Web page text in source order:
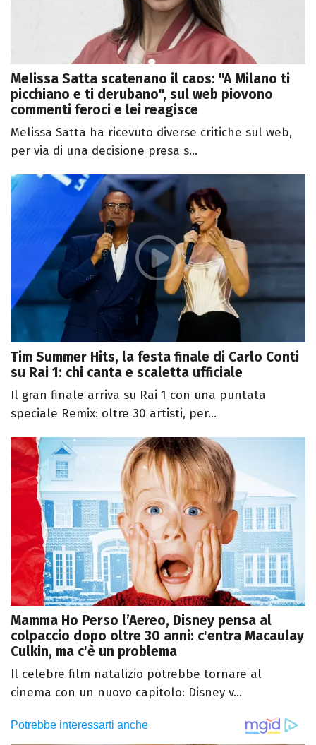
Melissa Satta scatenano il caos: "A Milano ti
picchiano e ti derubano", sul web piovono
commenti feroci e lei reagisce
Melissa Satta ha ricevuto diverse critiche sul web,
per via di una decisione presa s...
Tim Summer Hits, la festa finale di Carlo Conti
su Rai 1: chi canta e scaletta ufficiale
Il gran finale arriva su Rai 1 con una puntata
speciale Remix: oltre 30 artisti, per...
Mamma Ho Perso l’Aereo, Disney pensa al
colpaccio dopo oltre 30 anni: c'entra Macaulay
Culkin, ma c'è un problema
Il celebre film natalizio potrebbe tornare al
cinema con un nuovo capitolo: Disney v...